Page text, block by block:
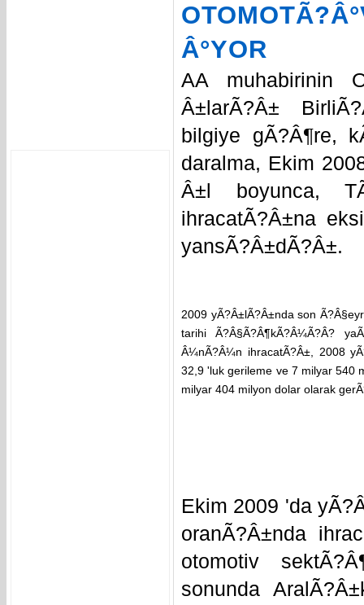
Â°YOR
AA muhabirinin
Â±larÃ?Â±
bilgiye gÃ?Â¶re,
daralma, Ekim
Â±l boyunca,
ihracatÃ?Â±na
yansÃ?Â±dÃ?Â±.
2009 yÃ?Â±lÃ?Â±nda son
tarihi Ã?Â§Ã?Â¶kÃ?Â¼Ã?Â?
Â¼nÃ?Â¼n ihracatÃ?Â±, 2008
32,9 'luk gerileme ve 7 milyar 540
milyar 404 milyon dolar olarak
Ekim 2009 'da
oranÃ?Â±nda
otomotiv
sonunda